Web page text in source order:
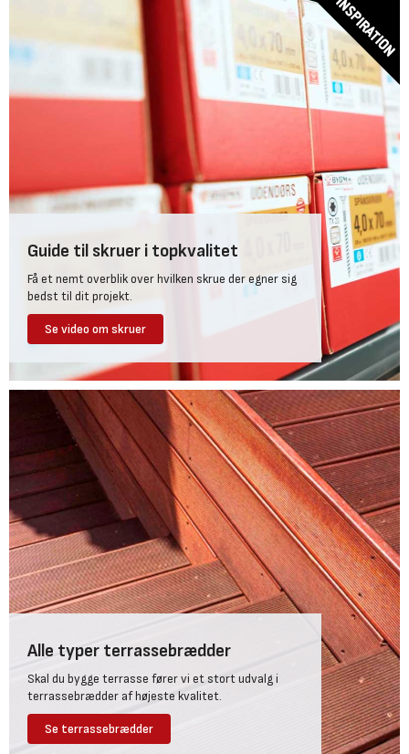
Guide til skruer i topkvalitet
Få et nemt overblik over hvilken skrue der egner sig
bedst til dit projekt.
Se video om skruer
Alle typer terrassebrædder
Skal du bygge terrasse fører vi et stort udvalg i
terrassebrædder af højeste kvalitet.
Se terrassebrædder